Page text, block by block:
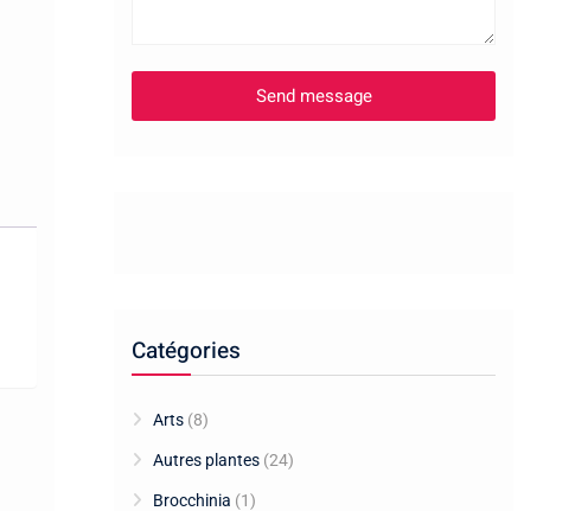
Catégories
Arts (8)
Autres plantes (24)
Brocchinia (1)